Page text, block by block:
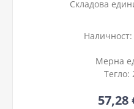
Складова
Наличност:
Мерна
Тегло:
57,28